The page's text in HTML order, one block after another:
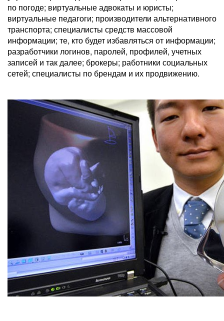
по погоде; виртуальные адвокаты и юристы;
виртуальные педагоги; производители альтернативного
транспорта; специалисты средств массовой
информации; те, кто будет избавляться от информации;
разработчики логинов, паролей, профилей, учетных
записей и так далее; брокеры; работники социальных
сетей; специалисты по брендам и их продвижению.